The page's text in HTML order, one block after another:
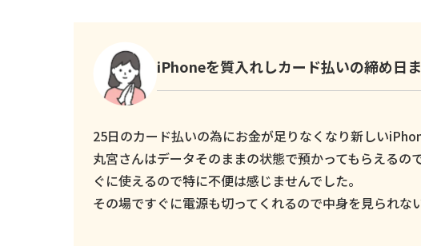
iPhoneを質入れしカード払いの締め日
25日のカード払いの為にお金が足りなくなり新しい
丸宮さんはデータそのままの状態で預かってもらえる
ぐに使えるので特に不便は感じませんでした。
その場ですぐに電源も切ってくれるので中身を見られな